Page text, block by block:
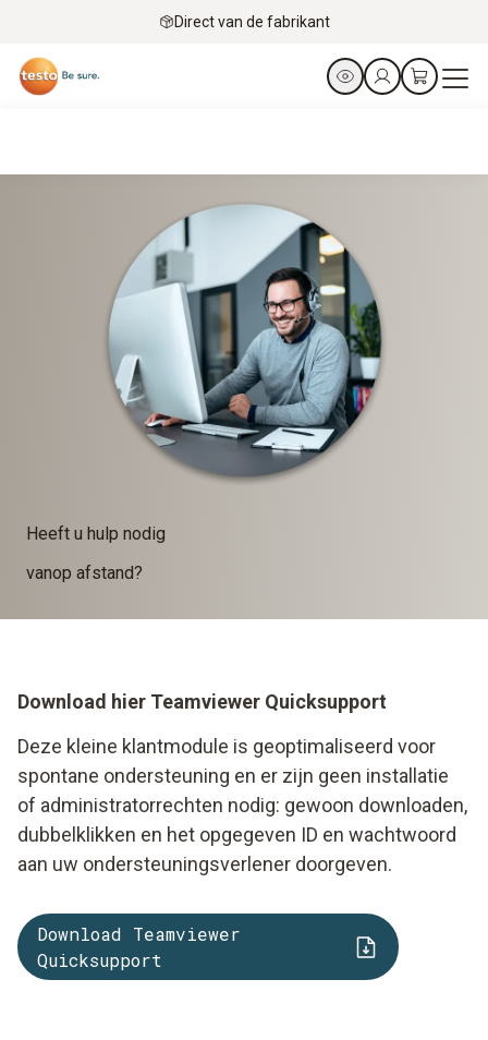
Direct van de fabrikant
Heeft u hulp nodig
vanop afstand?
Download hier Teamviewer Quicksupport
Deze kleine klantmodule is geoptimaliseerd voor
spontane ondersteuning en er zijn geen installatie
of administratorrechten nodig: gewoon downloaden,
dubbelklikken en het opgegeven ID en wachtwoord
aan uw ondersteuningsverlener doorgeven.
Download Teamviewer
Quicksupport